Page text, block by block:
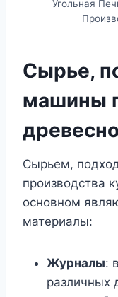
Угольная
Сырье,
машины
Сырьем,
производства
основном
материалы:
Журналы:
различных